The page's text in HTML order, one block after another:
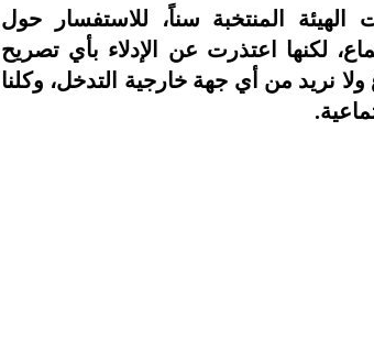
المنتخبة سناً، للاستفسار حول
لكنها اعتذرت عن الإدلاء بأي تصريح
نريد من أي جهة خارجية التدخل، وكلنا